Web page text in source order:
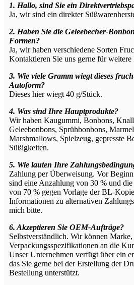
1. Hallo, sind Sie ein
Ja, wir sind ein direkter
2. Haben Sie die Geleebecher-
Formen?
Ja, wir haben verschiedene Sorten
Kontaktieren Sie uns gerne für
3. Wie viele Gramm wiegt dieses
Autoform?
Dieses hier wiegt 40 g/Stück.
4. Was sind Ihre Hauptprodukte?
Wir haben Kaugummi, Bonbons,
Geleebonbons, Sprühbonbons,
Marshmallows, Spielzeug, gepresste
Süßigkeiten.
5. Wie lauten Ihre
Zahlung per Überweisung. Vor
sind eine Anzahlung von 30 % und die
von 70 % gegen Vorlage der BL-
Informationen zu alternativen
mich bitte.
6. Akzeptieren Sie OEM-Aufträge?
Selbstverständlich. Wir können
Verpackungsspezifikationen an die
Unser Unternehmen verfügt über ein
das Sie gerne bei der Erstellung der
Bestellung unterstützt.